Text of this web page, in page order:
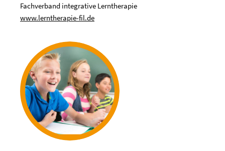
Fachverband integrative Lerntherapie
www.lerntherapie-fil.de